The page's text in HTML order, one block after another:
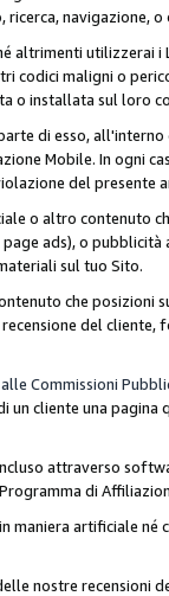
ricerca, navigazione,
altrimenti utilizzerai
codici maligni o
o installata sul loro
di esso,
Mobile. In ogni
del presente
o altro contenuto
ads), o
sul tuo Sito.
che
del
Commissioni
un cliente una
attraverso
di
maniera artificiale
nostre recensioni